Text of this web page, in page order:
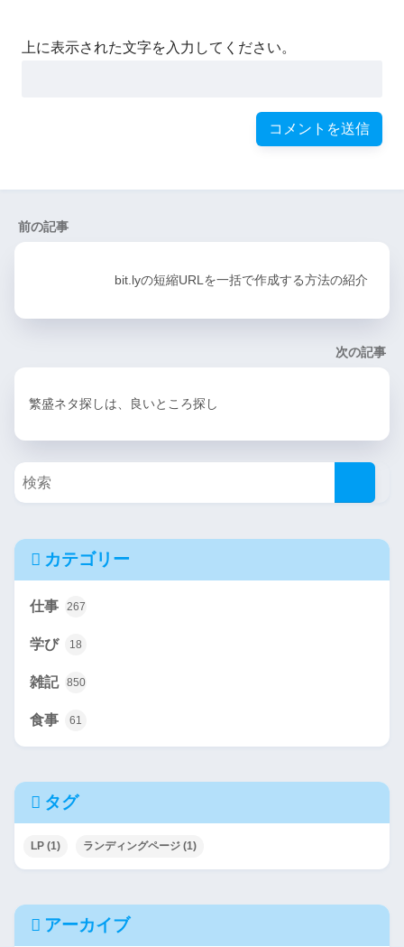
上に表示された文字を入力してください。
前の記事
bit.lyの短縮URLを一括で作成する方法の紹介
次の記事
繁盛ネタ探しは、良いところ探し
カテゴリー
仕事 267
学び 18
雑記 850
食事 61
タグ
LP (1) ランディングページ (1)
アーカイブ